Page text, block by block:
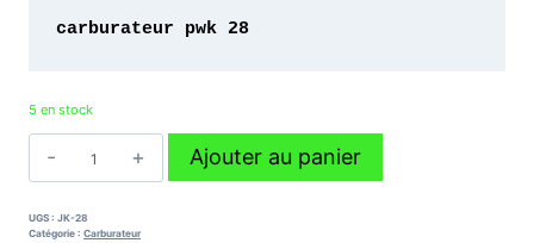
carburateur pwk 28
5 en stock
pwk
28
Ajouter au panier
UGS : JK-28
Catégorie : Carburateur